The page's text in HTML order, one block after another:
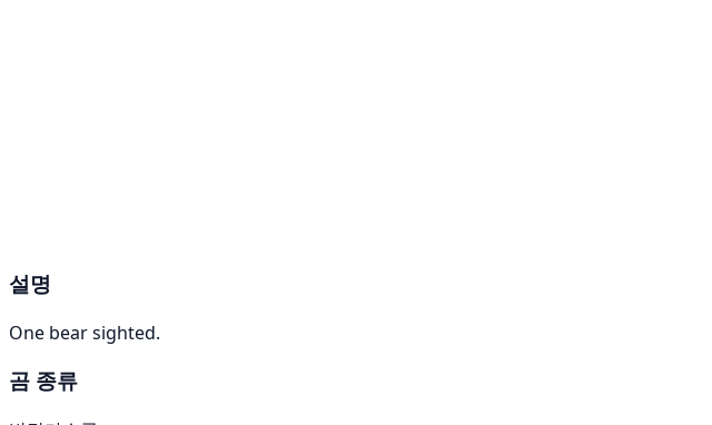
설명
One bear sighted.
곰 종류